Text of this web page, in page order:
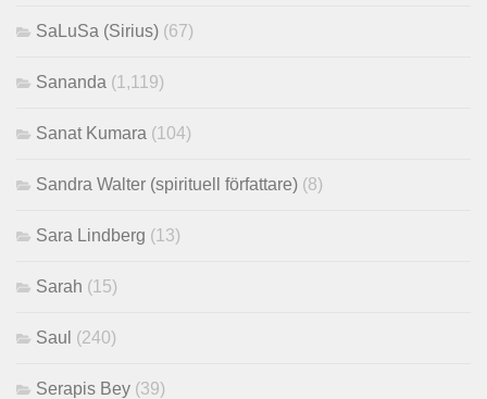
SaLuSa (Sirius) (67)
Sananda (1,119)
Sanat Kumara (104)
Sandra Walter (spirituell författare) (8)
Sara Lindberg (13)
Sarah (15)
Saul (240)
Serapis Bey (39)